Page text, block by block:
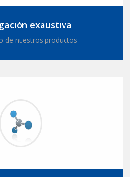
exaustiva
de nuestros productos